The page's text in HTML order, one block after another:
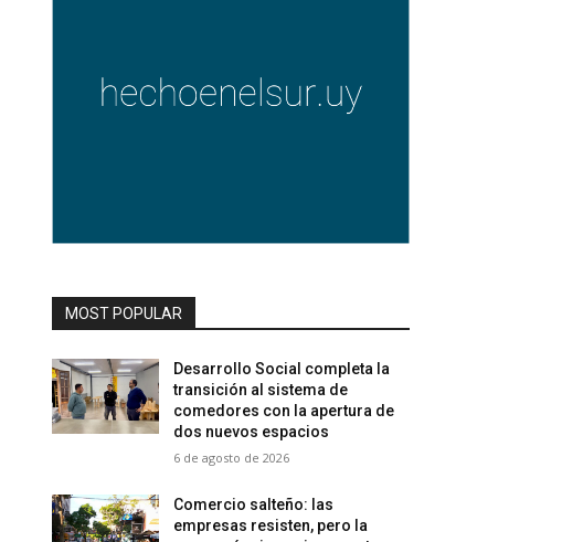
MOST POPULAR
Desarrollo Social completa la
transición al sistema de
comedores con la apertura de
dos nuevos espacios
6 de agosto de 2026
Comercio salteño: las
empresas resisten, pero la